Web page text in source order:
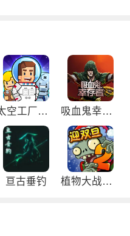
太空工厂大亨免广告版 吸血鬼幸存者免广告版
亘古垂钓 植物大战僵尸2双旦内购免费版